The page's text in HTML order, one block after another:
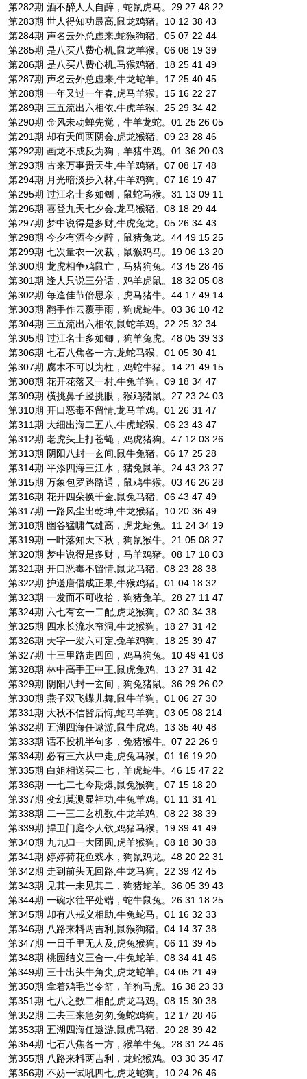
第282期 酒不醉人人自醉，蛇鼠虎马。29 27 48 22
第283期 世人得知功最高,鼠龙鸡猪。10 12 38 43
第284期 声名云外总虚来,蛇猴狗猪。05 07 22 44
第285期 是八买八费心机,鼠龙羊猴。06 08 19 39
第286期 是八买八费心机,马猴鸡猪。18 25 41 49
第287期 声名云外总虚来,牛龙蛇羊。17 25 40 45
第288期 一年又过一年春,虎马羊猴。15 16 22 27
第289期 三五流出六相依,牛虎羊猴。25 29 34 42
第290期 金风未动蝉先觉，牛羊龙蛇。01 25 26 05
第291期 却有天间两阴会,虎龙猴猪。09 23 28 46
第292期 画龙不成反为狗，羊猪牛鸡。01 36 20 03
第293期 古来万事贵天生,牛羊鸡猪。07 08 17 48
第294期 月光暗淡步入林,牛羊鸡狗。07 16 19 47
第295期 过江名士多如鲗，鼠蛇马猴。31 13 09 11
第296期 喜登九天七夕会,龙马猴猪。08 18 29 44
第297期 梦中说得是多财,牛虎兔龙。05 26 34 43
第298期 今夕有酒今夕醉，鼠猪兔龙。44 49 15 25
第299期 七次量衣一次裁，鼠猴鸡马。19 06 13 20
第300期 龙虎相争鸡鼠亡，马猪狗兔。43 45 28 46
第301期 逢人只说三分话，鸡羊虎鼠。18 32 05 08
第302期 每逢佳节倍思亲，虎马猪牛。44 17 49 14
第303期 翻手作云覆手雨，狗虎蛇牛。03 36 10 42
第304期 三五流出六相依,鼠蛇羊鸡。22 25 32 34
第305期 过江名士多如鲫，狗羊兔虎。48 05 39 33
第306期 七石八焦各一方,龙蛇马猴。01 05 30 41
第307期 腐木不可以为柱，鸡蛇牛猪。14 21 49 15
第308期 花开花落又一村,牛兔羊狗。09 18 34 47
第309期 横挑鼻子竖挑眼，猴鸡猪鼠。27 23 24 03
第310期 开口恶毒不留情,龙马羊鸡。01 26 31 47
第311期 大细出海二五八,牛虎蛇猴。06 23 43 47
第312期 老虎头上打苍蝇，鸡虎猪狗。47 12 03 26
第313期 阴阳八封一玄间,鼠牛兔猪。06 17 25 28
第314期 平添四海三江水，猪兔鼠羊。24 43 23 27
第315期 万象包罗路路通，鼠鸡牛猴。03 46 26 28
第316期 花开四朵换千金,鼠兔马猪。06 43 47 49
第317期 一路风尘出乾坤,牛龙猴猪。10 20 36 49
第318期 幽谷猛啸气雄高，虎龙蛇兔。11 24 34 19
第319期 一叶落知天下秋，狗鼠猴牛。21 05 08 27
第320期 梦中说得是多财，马羊鸡猪。08 17 18 03
第321期 开口恶毒不留情,鼠龙马猪。08 23 28 38
第322期 护送唐僧成正果,牛猴鸡猪。01 04 18 32
第323期 一发而不可收拾，狗猪兔羊。28 27 11 47
第324期 六七有玄一二配,虎龙猴狗。02 30 34 38
第325期 四水长流水帘洞,牛龙猴狗。18 27 31 42
第326期 天字一发六可定,兔羊鸡狗。18 25 39 47
第327期 十三里路走四回，鸡马狗兔。10 49 41 08
第328期 林中高手王中王,鼠虎兔鸡。13 27 31 42
第329期 阴阳八封一玄间，狗兔猪鼠。36 29 26 02
第330期 燕子双飞蝶儿舞,鼠牛羊狗。01 06 27 30
第331期 大秋不信皆后悔,蛇马羊狗。03 05 08 214
第332期 五湖四海任遨游,鼠牛虎鸡。13 35 40 48
第333期 话不投机半句多，兔猪猴牛。07 22 26 9
第334期 必有三六从中走,虎兔马猴。01 16 19 20
第335期 白姐相送买二七，羊虎蛇牛。46 15 47 22
第336期 一七二七今期爆,鼠兔猴狗。07 15 18 20
第337期 变幻莫测显神功,牛兔羊鸡。01 11 31 41
第338期 二一三二玄机数,牛龙羊鸡。08 22 38 39
第339期 捍卫门庭令人钦,鸡猪马猴。19 39 41 49
第340期 九九归一大团圆,虎羊猴狗。08 18 30 38
第341期 婷婷荷花鱼戏水，狗鼠鸡龙。48 20 22 31
第342期 走到前头无回路,牛龙马狗。22 39 42 45
第343期 见其一未见其二，狗猪蛇羊。36 05 39 43
第344期 一碗水往平处端，蛇牛鼠兔。26 31 18 25
第345期 却有八戒义相助,牛兔蛇马。01 16 32 33
第346期 八路来料两吉利,鼠猴狗猪。04 14 37 38
第347期 一日千里无人及,虎兔猴狗。06 11 39 45
第348期 桃园结义三合一,牛兔蛇羊。08 34 41 46
第349期 三十出头牛角尖,虎龙蛇羊。04 05 21 49
第350期 拿着鸡毛当令箭，羊狗马虎。16 38 23 33
第351期 七八之数二相配,虎龙马鸡。08 15 30 38
第352期 二去三来急匆匆,兔蛇鸡狗。12 17 28 46
第353期 五湖四海任遨游,鼠虎马猪。20 28 39 42
第354期 七石八焦各一方，猴羊牛兔。28 31 24 46
第355期 八路来料两吉利，龙蛇猴鸡。03 30 35 47
第356期 不妨一试吼四七,虎龙蛇狗。10 24 26 46